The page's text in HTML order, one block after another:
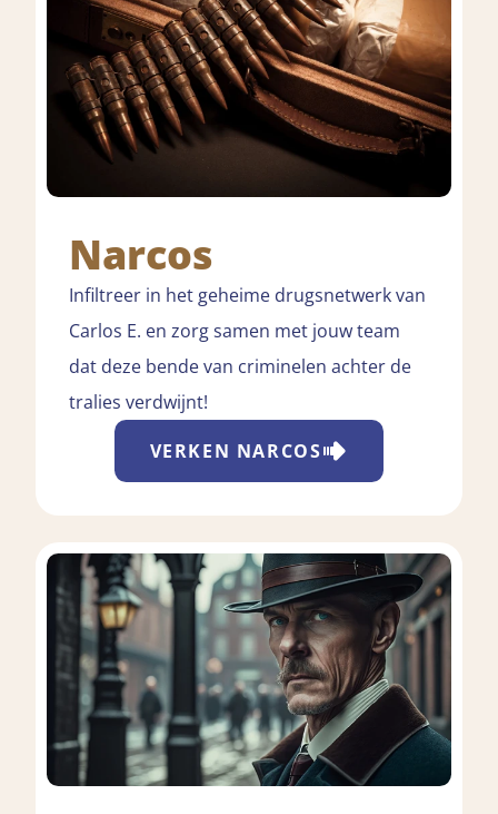
Narcos
Infiltreer in het geheime drugsnetwerk van
Carlos E. en zorg samen met jouw team
dat deze bende van criminelen achter de
tralies verdwijnt!
VERKEN NARCOS